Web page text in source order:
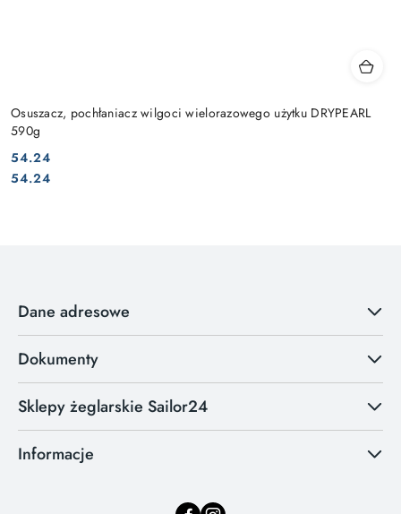
Osuszacz, pochłaniacz wilgoci wielorazowego użytku DRYPEARL
590g
Cena:
54.24
Cena:
54.24
Dane adresowe
Dokumenty
Sklepy żeglarskie Sailor24
Informacje